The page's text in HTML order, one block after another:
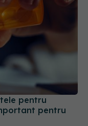
pentru
pentru